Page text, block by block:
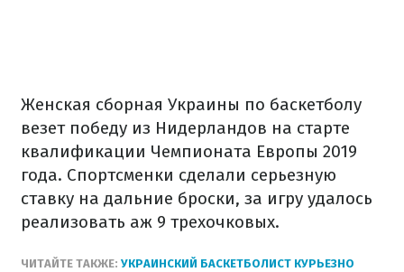
Женская сборная Украины по баскетболу
везет победу из Нидерландов на старте
квалификации Чемпионата Европы 2019
года. Спортсменки сделали серьезную
ставку на дальние броски, за игру удалось
реализовать аж 9 трехочковых.
ЧИТАЙТЕ ТАКЖЕ: УКРАИНСКИЙ БАСКЕТБОЛИСТ КУРЬЕЗНО